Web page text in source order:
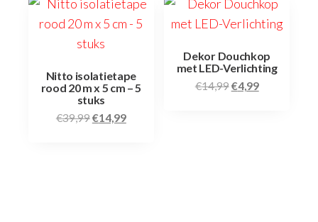
Nitto isolatietape
rood 20 m x 5 cm – 5
stuks
€39,99€14,99
Dekor Douchkop
met LED-Verlichting
€14,99€4,99